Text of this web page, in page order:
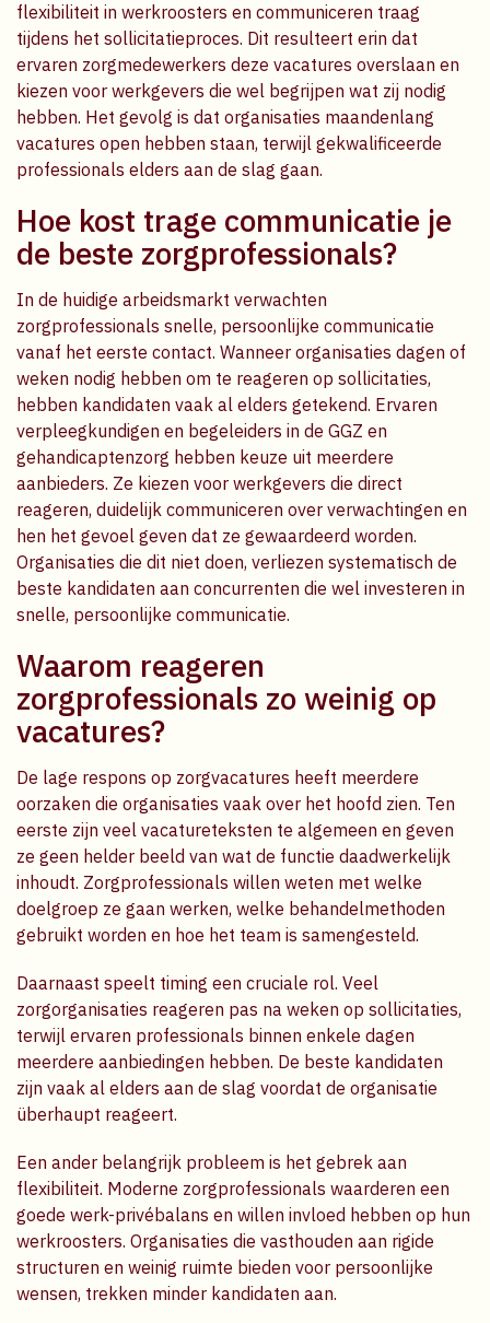
flexibiliteit in werkroosters en communiceren traag
tijdens het sollicitatieproces. Dit resulteert erin dat
ervaren zorgmedewerkers deze vacatures overslaan en
kiezen voor werkgevers die wel begrijpen wat zij nodig
hebben. Het gevolg is dat organisaties maandenlang
vacatures open hebben staan, terwijl gekwalificeerde
professionals elders aan de slag gaan.
Hoe kost trage communicatie je
de beste zorgprofessionals?
In de huidige arbeidsmarkt verwachten
zorgprofessionals snelle, persoonlijke communicatie
vanaf het eerste contact. Wanneer organisaties dagen of
weken nodig hebben om te reageren op sollicitaties,
hebben kandidaten vaak al elders getekend. Ervaren
verpleegkundigen en begeleiders in de GGZ en
gehandicaptenzorg hebben keuze uit meerdere
aanbieders. Ze kiezen voor werkgevers die direct
reageren, duidelijk communiceren over verwachtingen en
hen het gevoel geven dat ze gewaardeerd worden.
Organisaties die dit niet doen, verliezen systematisch de
beste kandidaten aan concurrenten die wel investeren in
snelle, persoonlijke communicatie.
Waarom reageren
zorgprofessionals zo weinig op
vacatures?
De lage respons op zorgvacatures heeft meerdere
oorzaken die organisaties vaak over het hoofd zien. Ten
eerste zijn veel vacatureteksten te algemeen en geven
ze geen helder beeld van wat de functie daadwerkelijk
inhoudt. Zorgprofessionals willen weten met welke
doelgroep ze gaan werken, welke behandelmethoden
gebruikt worden en hoe het team is samengesteld.
Daarnaast speelt timing een cruciale rol. Veel
zorgorganisaties reageren pas na weken op sollicitaties,
terwijl ervaren professionals binnen enkele dagen
meerdere aanbiedingen hebben. De beste kandidaten
zijn vaak al elders aan de slag voordat de organisatie
überhaupt reageert.
Een ander belangrijk probleem is het gebrek aan
flexibiliteit. Moderne zorgprofessionals waarderen een
goede werk-privébalans en willen invloed hebben op hun
werkroosters. Organisaties die vasthouden aan rigide
structuren en weinig ruimte bieden voor persoonlijke
wensen, trekken minder kandidaten aan.